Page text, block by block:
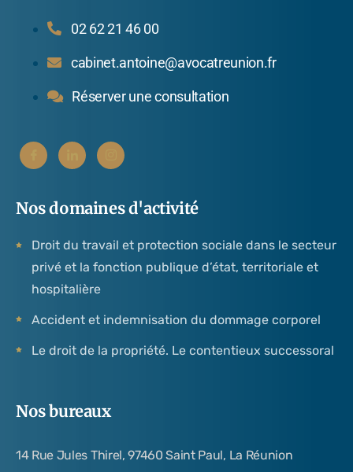
02 62 21 46 00
cabinet.antoine@avocatreunion.fr
Réserver une consultation
Nos domaines d'activité
Droit du travail et protection sociale dans le secteur
privé et la fonction publique d’état, territoriale et
hospitalière
Accident et indemnisation du dommage corporel
Le droit de la propriété. Le contentieux successoral
Nos bureaux
14 Rue Jules Thirel, 97460 Saint Paul, La Réunion